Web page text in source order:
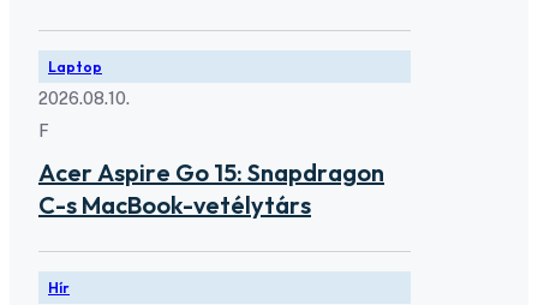
Laptop
2026.08.10.
F
Acer Aspire Go 15: Snapdragon
C-s MacBook-vetélytárs
Hír